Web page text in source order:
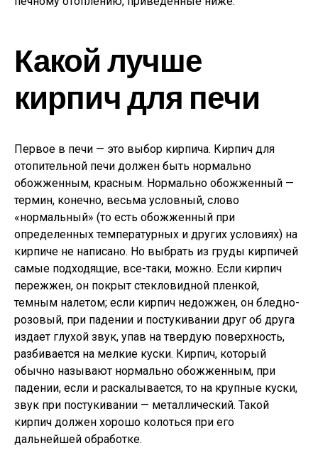
Какой лучше
кирпич для печи
Первое в печи — это выбор кирпича. Кирпич для
отопительной печи должен быть нормально
обожженным, красным. Нормально обожженный —
термин, конечно, весьма условный, слово
«нормальный» (то есть обожженный при
определенных температурных и других условиях) на
кирпиче не написано. Но выбрать из груды кирпичей
самые подходящие, все-таки, можно. Если кирпич
пережжен, он покрыт стекловидной пленкой,
темным налетом; если кирпич недожжен, он бледно-
розовый, при падении и постукивании друг об друга
издает глухой звук, упав на твердую поверхность,
разбивается на мелкие куски. Кирпич, который
обычно называют нормально обожженным, при
падении, если и раскалывается, то на крупные куски,
звук при постукивании — металлический. Такой
кирпич должен хорошо колоться при его
дальнейшей обработке.